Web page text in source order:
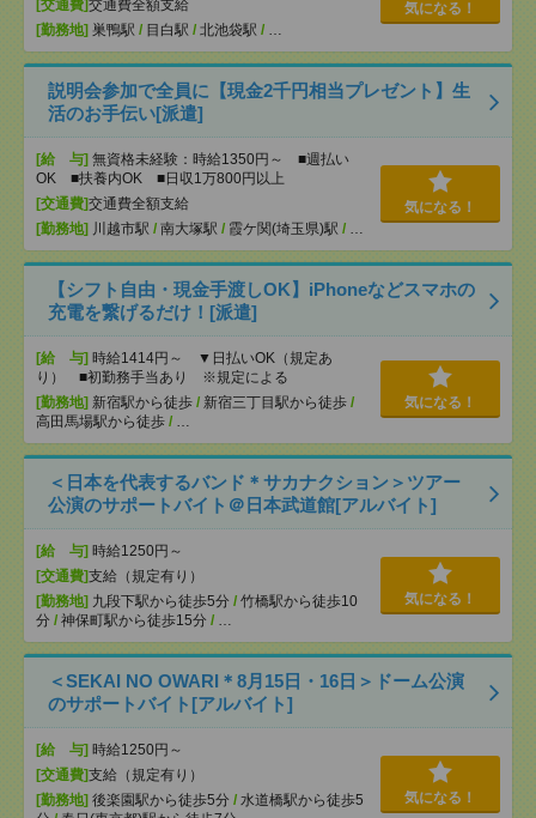
[交通費]交通費全額支給
[勤務地] 巣鴨駅 / 目白駅 / 北池袋駅 / …
気になる！
説明会参加で全員に【現金2千円相当プレゼント】生
活のお手伝い[派遣]
[給 与] 無資格未経験：時給1350円～ ■週払い
OK ■扶養内OK ■日収1万800円以上
[交通費]交通費全額支給
[勤務地] 川越市駅 / 南大塚駅 / 霞ケ関(埼玉県)駅 / …
気になる！
【シフト自由・現金手渡しOK】iPhoneなどスマホの
充電を繋げるだけ！[派遣]
[給 与] 時給1414円～ ▼日払いOK（規定あ
り） ■初勤務手当あり ※規定による
[勤務地] 新宿駅から徒歩 / 新宿三丁目駅から徒歩 /
高田馬場駅から徒歩 / …
気になる！
＜日本を代表するバンド＊サカナクション＞ツアー
公演のサポートバイト＠日本武道館[アルバイト]
[給 与] 時給1250円～
[交通費]支給（規定有り）
[勤務地] 九段下駅から徒歩5分 / 竹橋駅から徒歩10
分 / 神保町駅から徒歩15分 / …
気になる！
＜SEKAI NO OWARI＊8月15日・16日＞ドーム公演
のサポートバイト[アルバイト]
[給 与] 時給1250円～
[交通費]支給（規定有り）
[勤務地] 後楽園駅から徒歩5分 / 水道橋駅から徒歩5
気になる！